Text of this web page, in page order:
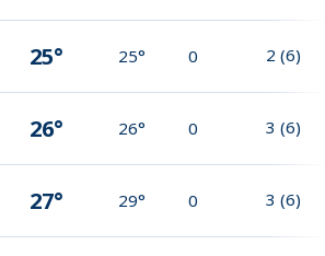
25° 25° 0 2 (6)
26° 26° 0 3 (6)
27° 29° 0 3 (6)